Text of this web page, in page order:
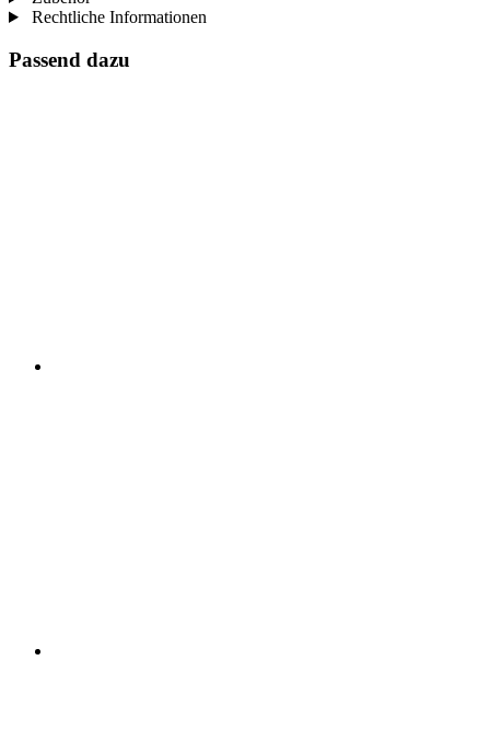
Rechtliche Informationen
Passend dazu